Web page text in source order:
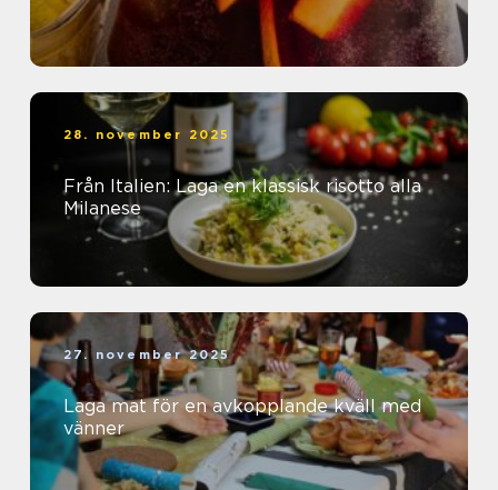
28. november 2025
Från Italien: Laga en klassisk risotto alla
Milanese
27. november 2025
Laga mat för en avkopplande kväll med
vänner